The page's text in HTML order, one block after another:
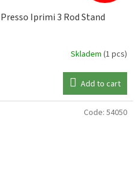
Iprimi 3 Rod Stand
Skladem (1 pcs)
Add to cart
Code: 54050